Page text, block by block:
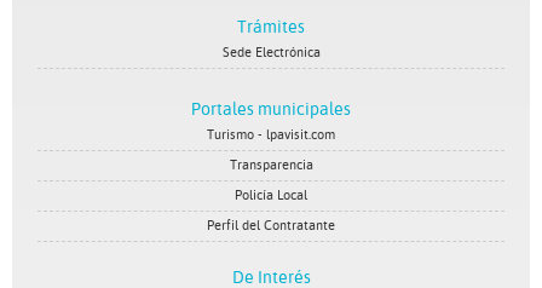
Trámites
Sede Electrónica
Portales municipales
Turismo - lpavisit.com
Transparencia
Policía Local
Perfil del Contratante
De Interés